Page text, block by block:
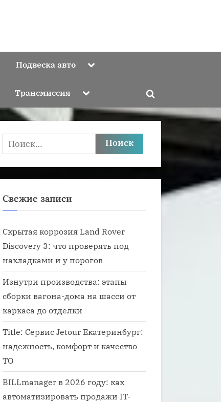
Подвеска авто Toggle
Трансмиссия Toggle
menu
Toggle
search
Найти:
Свежие записи
Скрытая коррозия Land Rover
Discovery 3: что проверять под
накладками и у порогов
Изнутри производства: этапы
сборки вагона-дома на шасси от
каркаса до отделки
Title: Сервис Jetour Екатеринбург:
надежность, комфорт и качество
ТО
BILLmanager в 2026 году: как
автоматизировать продажи IT-